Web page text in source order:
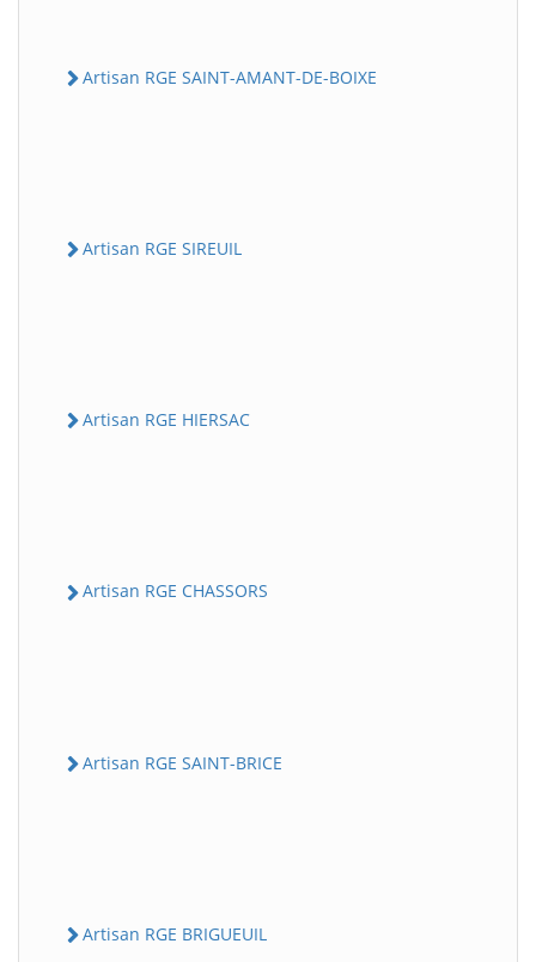
Artisan RGE SAINT-AMANT-DE-BOIXE
Artisan RGE SIREUIL
Artisan RGE HIERSAC
Artisan RGE CHASSORS
Artisan RGE SAINT-BRICE
Artisan RGE BRIGUEUIL